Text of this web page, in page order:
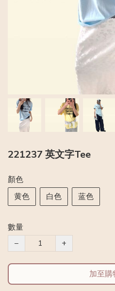
221237 英文字Tee
顏色
黄色
白色 蓝色
數量
−
+
加至購